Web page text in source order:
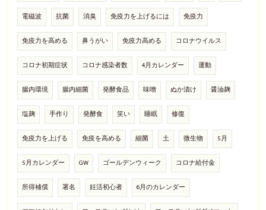
電磁波 抗菌 消臭 免疫力を上げるには 免疫力
免疫力を高める 鼻うがい 免疫力高める コロナウイルス
コロナ初期症状 コロナ感染者数 4月カレンダー 運動
腸内環境 腸内細菌 発酵食品 味噌 ぬか漬け 醤油麹
塩麹 手作り 発酵食 笑い 睡眠 修復
免疫力を上げる 免疫を高める 細菌 土 微生物 5月
5月カレンダー GW ゴールデンウィーク コロナ給付金
所得補償 署名 妊活初心者 6月のカレンダー